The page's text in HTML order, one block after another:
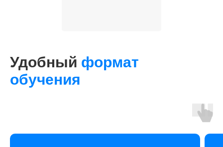
Удобный формат
обучения